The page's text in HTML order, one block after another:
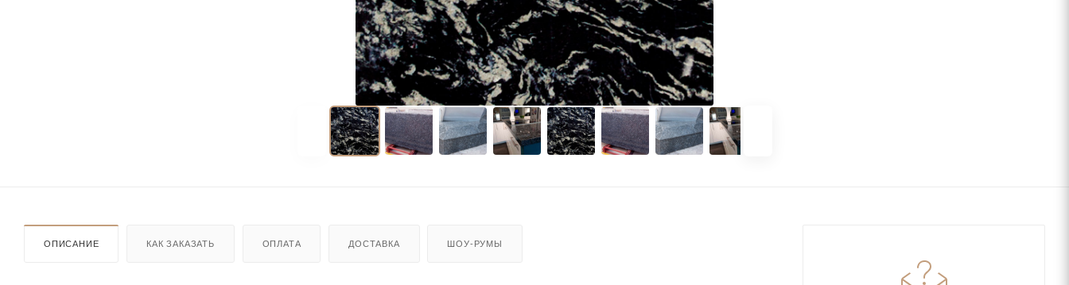
ОПИСАНИЕ КАК ЗАКАЗАТЬ ОПЛАТА ДОСТАВКА ШОУ-РУМЫ